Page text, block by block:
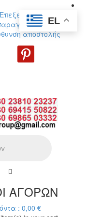
Επεξεργασία
μου
αποστολής
ΑΓΟΡΩΝ
: 0,00 €
EL